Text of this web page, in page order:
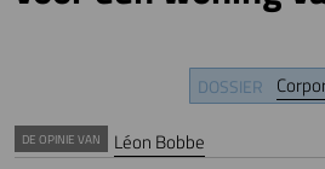
DOSSIER
DE OPINIE VAN Léon Bobbe